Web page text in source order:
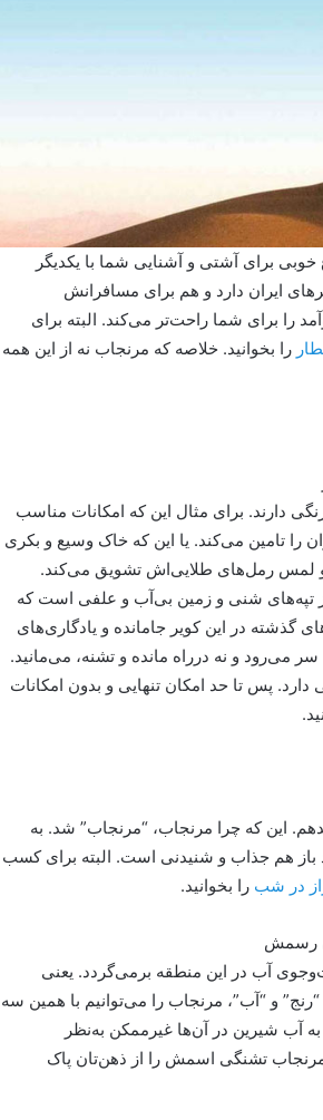
برای آشتی و آشنایی شما با یکدیگر
ایران دارد و هم برای مسافرانش
را برای شما راحت‌تر می‌کند. البته برای
را بخوانید. خلاصه که مرنجاب نه از این همه
دارند. برای مثال این که امکانات مناسب
را تامین می‌کند. یا این که خاک وسیع و بکری
و لمس رمل‌های طلایی‌اش تشویق می‌کند.
از تپه‌های شنی و زمین بی‌آب و علفی است که
در این کویر جامانده و یادگاری‌های
می‌رود و نه درراه مانده و تشنه، می‌مانید.
پس تا حد امکان تنهایی و بدون امکانات
این که چرا مرنجاب، “مرنجاب” شد. به
هم جذاب و شنیدنی است. البته برای کسب
در شب را بخوانید.
آب در این منطقه برمی‌گردد. یعنی
و “آب”، مرنجاب را می‌توانیم با همین سه
آب شیرین در آن‌ها غیرممکن به‌نظر
تشنگی اسمش را از ذهن‌تان پاک